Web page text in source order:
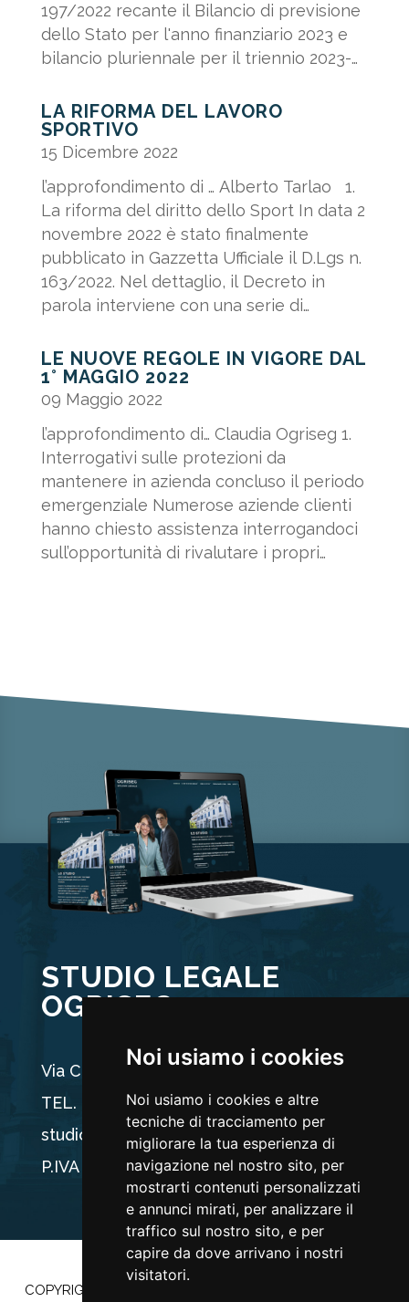
Noi usiamo i cookies
Noi usiamo i cookies e altre
tecniche di tracciamento per
migliorare la tua esperienza di
navigazione nel nostro sito, per
mostrarti contenuti personalizzati
e annunci mirati, per analizzare il
traffico sul nostro sito, e per
capire da dove arrivano i nostri
visitatori.
197/2022 recante il Bilancio di previsione
dello Stato per l'anno finanziario 2023 e
bilancio pluriennale per il triennio 2023-
LA RIFORMA DEL LAVORO
SPORTIVO
15 Dicembre 2022
l’approfondimento di … Alberto Tarlao 1.
La riforma del diritto dello Sport In data 2
novembre 2022 è stato finalmente
pubblicato in Gazzetta Ufficiale il D.Lgs n.
163/2022. Nel dettaglio, il Decreto in
parola interviene con una serie di
LE NUOVE REGOLE IN VIGORE DAL
1° MAGGIO 2022
09 Maggio 2022
l’approfondimento di… Claudia Ogriseg 1.
Interrogativi sulle protezioni da
mantenere in azienda concluso il periodo
emergenziale Numerose aziende clienti
hanno chiesto assistenza interrogandoci
sull’opportunità di rivalutare i propri
STUDIO LEGALE
OGRISEG
Via Carducci 44, 33100 Udine
TEL. +39 0432 512704
studio@ogriseg.legal
P.IVA 02590960304
COPYRIGHT ©2022 |